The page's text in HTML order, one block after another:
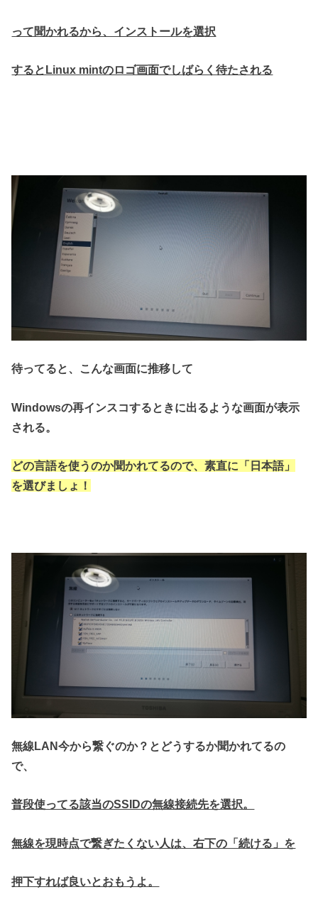
って聞かれるから、インストールを選択
するとLinux mintのロゴ画面でしばらく待たされる
待ってると、こんな画面に推移して
Windowsの再インスコするときに出るような画面が表示
される。
どの言語を使うのか聞かれてるので、素直に「日本語」
を選びましょ！
無線LAN今から繋ぐのか？とどうするか聞かれてるの
で、
普段使ってる該当のSSIDの無線接続先を選択。
無線を現時点で繋ぎたくない人は、右下の「続ける」を
押下すれば良いとおもうよ。